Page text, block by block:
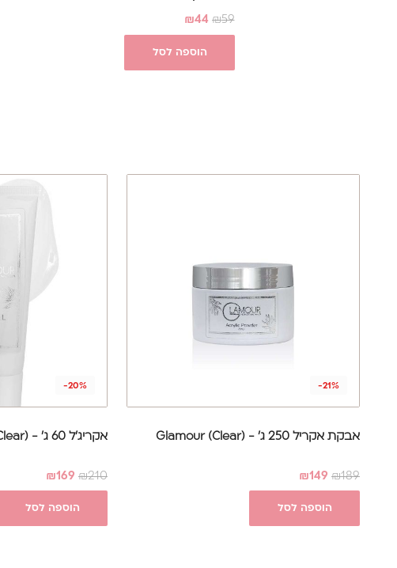
₪59
₪44
הוספה לסל
-21%
אבקת אקריל 250 ג' - Glamour (Clear)
₪189
₪149
הוספה לסל
-20%
אקריג'ל 60 ג' - Glamour (Clear)
₪210
₪169
הוספה לסל